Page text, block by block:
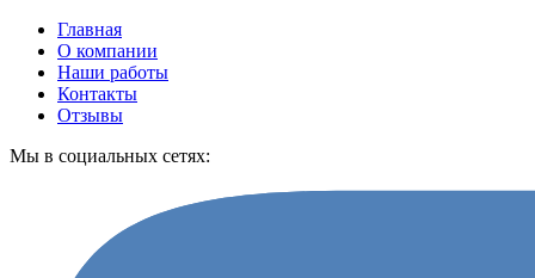
Главная
О компании
Наши работы
Контакты
Отзывы
Мы в социальных сетях: